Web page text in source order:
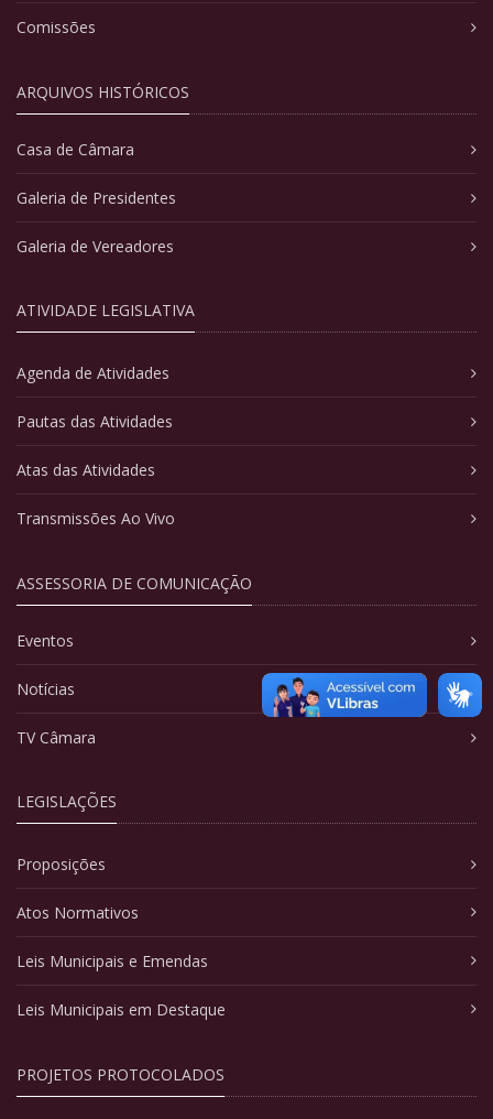
Comissões
ARQUIVOS HISTÓRICOS
Casa de Câmara
Galeria de Presidentes
Galeria de Vereadores
ATIVIDADE LEGISLATIVA
Agenda de Atividades
Pautas das Atividades
Atas das Atividades
Transmissões Ao Vivo
ASSESSORIA DE COMUNICAÇÃO
Eventos
Notícias
TV Câmara
LEGISLAÇÕES
Proposições
Atos Normativos
Leis Municipais e Emendas
Leis Municipais em Destaque
PROJETOS PROTOCOLADOS